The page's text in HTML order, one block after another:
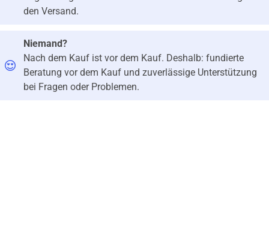
den Versand.
Niemand?
Nach dem Kauf ist vor dem Kauf. Deshalb: fundierte
Beratung vor dem Kauf und zuverlässige Unterstützung
bei Fragen oder Problemen.